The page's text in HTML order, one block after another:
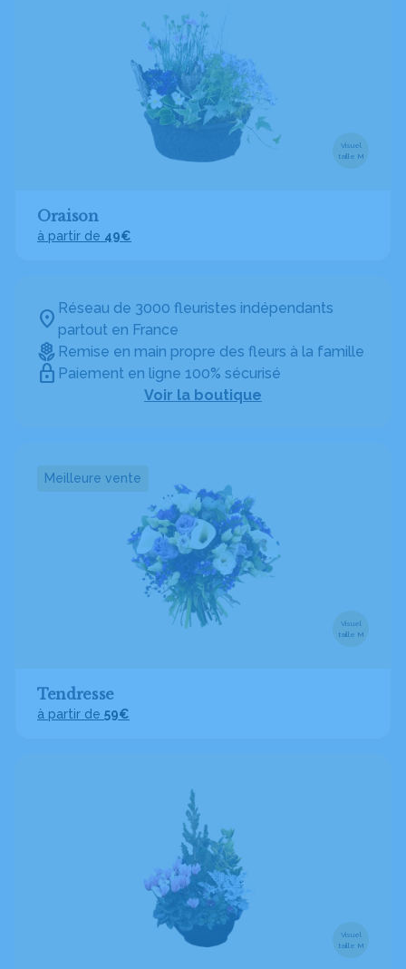
Réseau de 3000 fleuristes indépendants
partout en France
Remise en main propre des fleurs à la famille
Paiement en ligne 100% sécurisé
Voir la boutique
Visuel
taille M
Oraison
à partir de 49€
Meilleure vente
Visuel
taille M
Tendresse
à partir de 59€
Visuel
taille M